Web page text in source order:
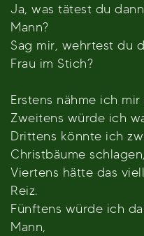
Ja, was tätest du
Mann?
Sag mir, wehrtest du
Frau im Stich?
Erstens nähme ich
Zweitens würde ich
Drittens könnte ich
Christbäume schlagen,
Viertens hätte das
Reiz.
Fünftens würde ich
Mann,